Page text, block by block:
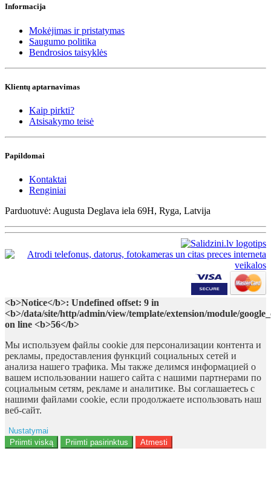
Informacija
Mokėjimas ir pristatymas
Saugumo politika
Bendrosios taisyklės
Klientų aptarnavimas
Kaip pirkti?
Atsisakymo teisė
Papildomai
Kontaktai
Renginiai
Parduotuvė: Augusta Deglava iela 69H, Ryga, Latvija
<b>Notice</b>: Undefined offset: 9 in
<b>/data/site/http/admin/view/template/extension/module/
on line <b>56</b>
Мы используем файлы cookie для персонализации контента и
рекламы, предоставления функций социальных сетей и
анализа нашего трафика. Мы также делимся информацией о
вашем использовании нашего сайта с нашими партнерами по
социальным сетям, рекламе и аналитике. Вы соглашаетесь с
нашими файлами cookie, если продолжаете использовать наш
веб-сайт.
Nustatymai
Reklama
Priimti viską Priimti pasirinktus Atmesti